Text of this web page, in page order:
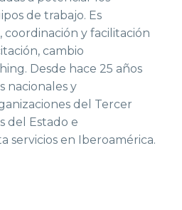
de trabajo. Es
coordinación y facilitación
cambio
Desde hace 25 años
nacionales y
del Tercer
del Estado e
servicios en Iberoamérica.